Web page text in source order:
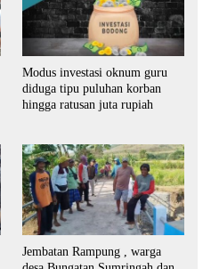
Modus investasi oknum guru
diduga tipu puluhan korban
hingga ratusan juta rupiah
Jembatan Rampung , warga